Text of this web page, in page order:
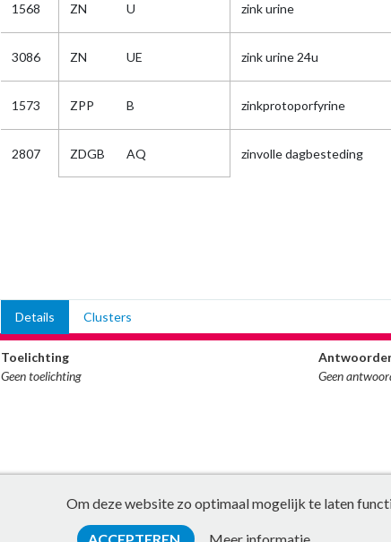
1568 ZN U zink urine
3086 ZN UE zink urine 24u
1573 ZPP B zinkprotoporfyrine
2807 ZDGB AQ zinvolle dagbesteding
Details Clusters
Toelichting
Geen toelichting
Geen
Om deze website zo optimaal mogelijk te laten